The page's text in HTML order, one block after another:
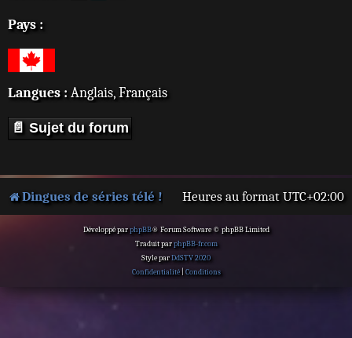
Pays :
Langues : Anglais, Français
📄 Sujet du forum
Dingues de séries télé ! Heures au format UTC+02:00
Développé parphpBB® Forum Software © phpBB Limited
Traduit parphpBB-fr.com
Style parDdSTV 2020
Confidentialité| Conditions